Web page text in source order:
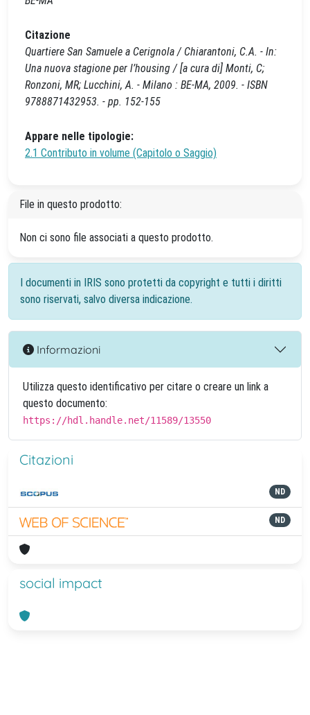
Citazione
Quartiere San Samuele a Cerignola / Chiarantoni, C.A. - In:
Una nuova stagione per l’housing / [a cura di] Monti, C;
Ronzoni, MR; Lucchini, A. - Milano : BE-MA, 2009. - ISBN
9788871432953. - pp. 152-155
Appare nelle tipologie:
2.1 Contributo in volume (Capitolo o Saggio)
File in questo prodotto:
Non ci sono file associati a questo prodotto.
I documenti in IRIS sono protetti da copyright e tutti i diritti
sono riservati, salvo diversa indicazione.
Informazioni
Utilizza questo identificativo per citare o creare un link a
questo documento:
https://hdl.handle.net/11589/13550
Citazioni
ND
ND
social impact